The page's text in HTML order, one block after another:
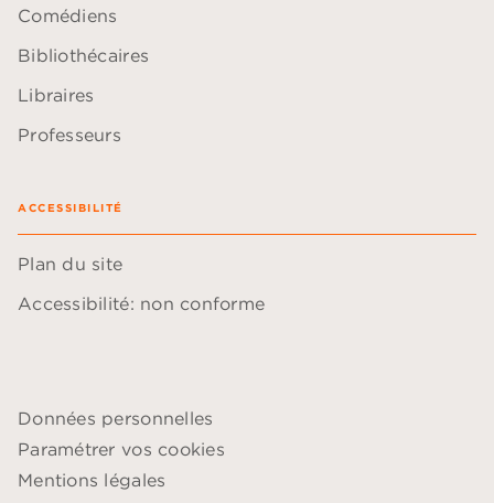
Comédiens
Bibliothécaires
Libraires
Professeurs
ACCESSIBILITÉ
Plan du site
Accessibilité: non conforme
Données personnelles
Paramétrer vos cookies
Mentions légales